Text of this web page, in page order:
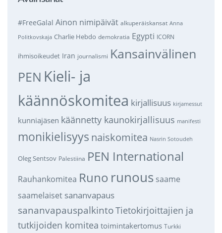
#FreeGalal Ainon nimipäivät alkuperäiskansat Anna
Politkovskaja Charlie Hebdo demokratia Egypti ICORN
ihmisoikeudet Iran journalismi Kansainvälinen
PEN Kieli- ja
käännöskomitea kirjallisuus kirjamessut
kunniajäsen käännetty kaunokirjallisuus manifesti
monikielisyys naiskomitea Nasrin Sotoudeh
Oleg Sentsov Palestiina PEN International
Rauhankomitea Runo runous saame
saamelaiset sananvapaus
sananvapauspalkintoTietokirjoittajien ja
tutkijoiden komitea toimintakertomus Turkki